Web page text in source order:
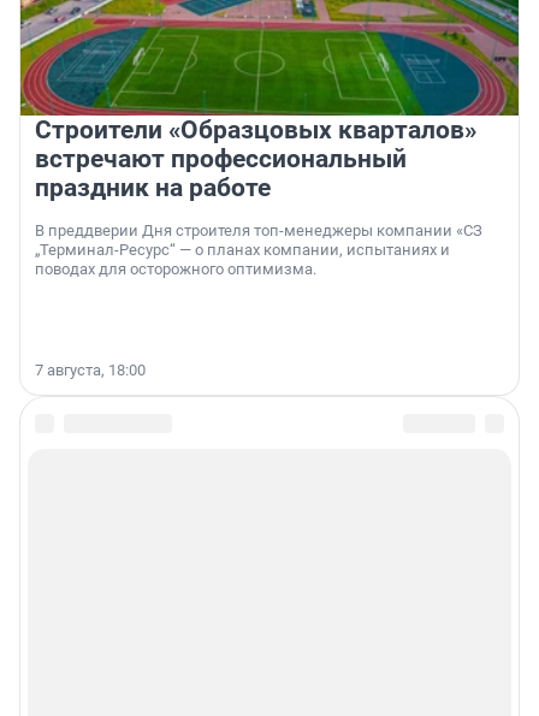
Строители «Образцовых кварталов»
встречают профессиональный
праздник на работе
В преддверии Дня строителя топ-менеджеры компании «СЗ
„Терминал-Ресурс“ — о планах компании, испытаниях и
поводах для осторожного оптимизма.
7 августа, 18:00